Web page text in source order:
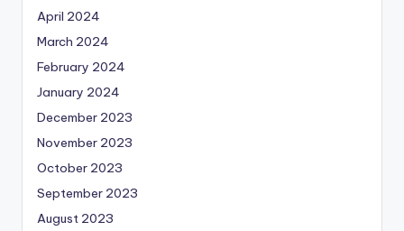
April 2024
March 2024
February 2024
January 2024
December 2023
November 2023
October 2023
September 2023
August 2023